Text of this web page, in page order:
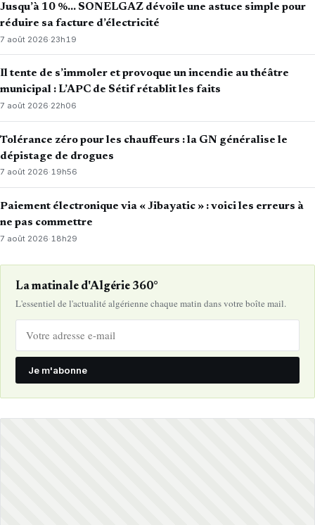
Jusqu’à 10 %… SONELGAZ dévoile une astuce simple pour
réduire sa facture d’électricité
7 août 2026·23h19
Il tente de s’immoler et provoque un incendie au théâtre
municipal : L’APC de Sétif rétablit les faits
7 août 2026·22h06
Tolérance zéro pour les chauffeurs : la GN généralise le
dépistage de drogues
7 août 2026·19h56
Paiement électronique via « Jibayatic » : voici les erreurs à
ne pas commettre
7 août 2026·18h29
La matinale d'Algérie 360°
L'essentiel de l'actualité algérienne chaque matin dans votre boîte mail.
Je m'abonne